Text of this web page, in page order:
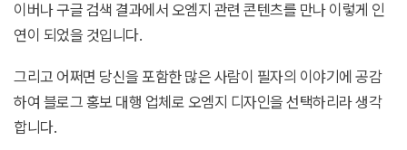
이버나 구글 검색 결과에서 오엠지 관련 콘텐츠를 만나 이렇게 인
연이 되었을 것입니다.
그리고 어쩌면 당신을 포함한 많은 사람이 필자의 이야기에 공감
하여 블로그 홍보 대행 업체로 오엠지 디자인을 선택하리라 생각
합니다.